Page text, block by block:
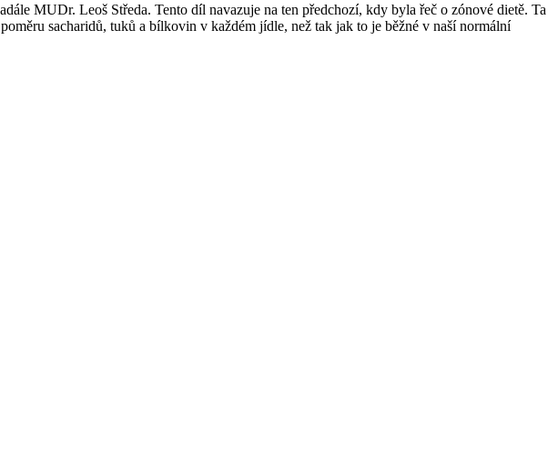
MUDr. Leoš Středa. Tento díl navazuje na ten předchozí, kdy byla řeč o zónové dietě. Ta
sacharidů, tuků a bílkovin v každém jídle, než tak jak to je běžné v naší normální